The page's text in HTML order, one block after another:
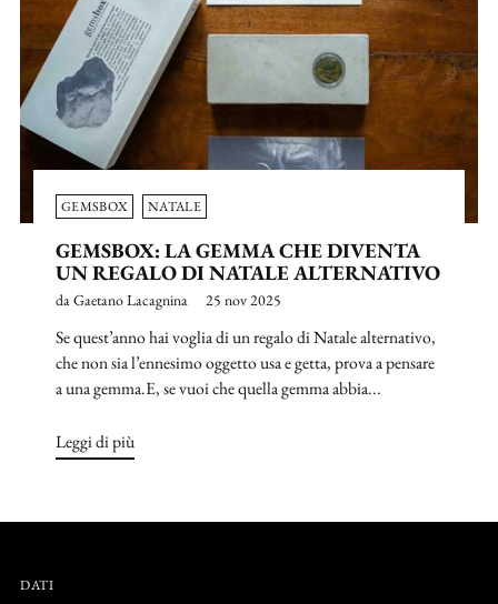
GEMSBOX NATALE
GEMSBOX: LA GEMMA CHE DIVENTA
UN REGALO DI NATALE ALTERNATIVO
da Gaetano Lacagnina 25 nov 2025
Se quest’anno hai voglia di un regalo di Natale alternativo,
che non sia l’ennesimo oggetto usa e getta, prova a pensare
a una gemma.E, se vuoi che quella gemma abbia...
Leggi di più
DATI